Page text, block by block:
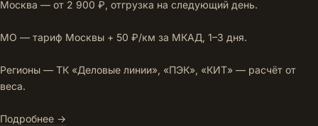
Москва — от 2 900 ₽, отгрузка на следующий день.
МО — тариф Москвы + 50 ₽/км за МКАД, 1–3 дня.
Регионы — ТК «Деловые линии», «ПЭК», «КИТ» — расчёт от
веса.
Подробнее →